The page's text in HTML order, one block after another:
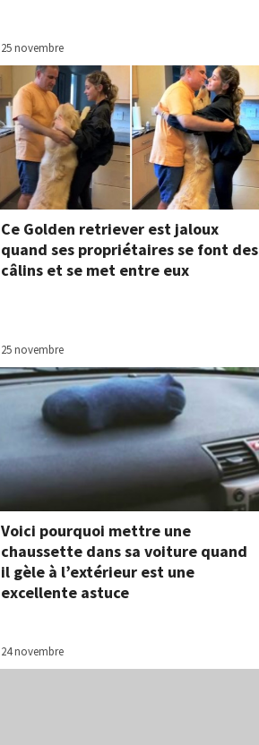
25 novembre
Ce Golden retriever est jaloux
quand ses propriétaires se font des
câlins et se met entre eux
25 novembre
Voici pourquoi mettre une
chaussette dans sa voiture quand
il gèle à l’extérieur est une
excellente astuce
24 novembre